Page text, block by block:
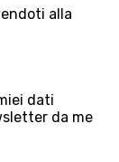
alla
dati
da me